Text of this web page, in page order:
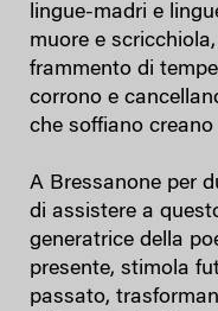
lingue-madri e
muore e
frammento di
corrono e
che soffiano
A Bressanone per
di assistere a
generatrice della
presente, stimola
passato,